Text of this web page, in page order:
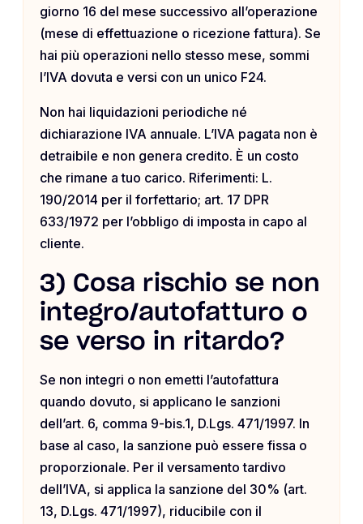
giorno 16 del mese successivo all’operazione
(mese di effettuazione o ricezione fattura). Se
hai più operazioni nello stesso mese, sommi
l’IVA dovuta e versi con un unico F24.
Non hai liquidazioni periodiche né
dichiarazione IVA annuale. L’IVA pagata non è
detraibile e non genera credito. È un costo
che rimane a tuo carico. Riferimenti: L.
190/2014 per il forfettario; art. 17 DPR
633/1972 per l’obbligo di imposta in capo al
cliente.
3) Cosa rischio se non
integro/autofatturo o
se verso in ritardo?
Se non integri o non emetti l’autofattura
quando dovuto, si applicano le sanzioni
dell’art. 6, comma 9-bis.1, D.Lgs. 471/1997. In
base al caso, la sanzione può essere fissa o
proporzionale. Per il versamento tardivo
dell’IVA, si applica la sanzione del 30% (art.
13, D.Lgs. 471/1997), riducibile con il